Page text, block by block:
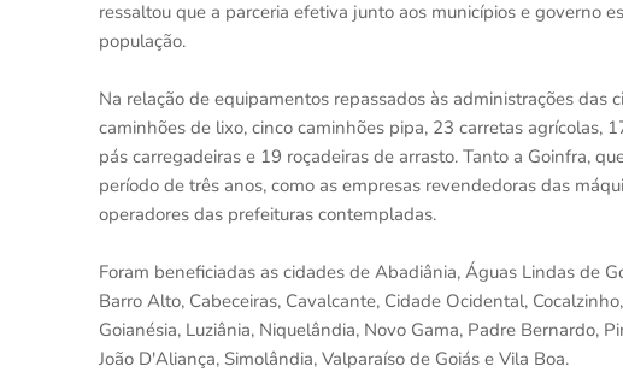
ressaltou que a parceria efetiva junto aos municípios e governo
população.
Na relação de equipamentos repassados às administrações das
caminhões de lixo, cinco caminhões pipa, 23 carretas agrícolas,
pás carregadeiras e 19 roçadeiras de arrasto. Tanto a Goinfra,
período de três anos, como as empresas revendedoras das
operadores das prefeituras contempladas.
Foram beneficiadas as cidades de Abadiânia, Águas Lindas de
Barro Alto, Cabeceiras, Cavalcante, Cidade Ocidental,
Goianésia, Luziânia, Niquelândia, Novo Gama, Padre Bernardo,
João D'Aliança, Simolândia, Valparaíso de Goiás e Vila Boa.